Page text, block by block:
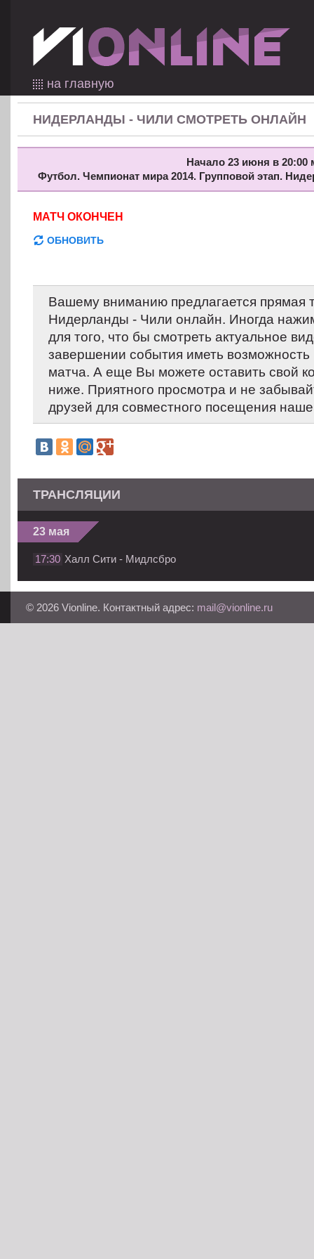
на главную
НИДЕРЛАНДЫ - ЧИЛИ СМОТРЕТЬ ОНЛАЙН
Начало 23 июня в 20:00
Футбол. Чемпионат мира 2014. Групповой этап.
МАТЧ ОКОНЧЕН
ОБНОВИТЬ
Вашему вниманию предлагается прямая
Нидерланды - Чили онлайн. Иногда
для того, что бы смотреть актуальное
завершении события иметь возможность
матча. А еще Вы можете оставить свой
ниже. Приятного просмотра и не
друзей для совместного посещения
ТРАНСЛЯЦИИ
23 мая
17:30 Халл Сити - Мидлсбро
© 2026 Vionline. Контактный адрес: mail@vionline.ru